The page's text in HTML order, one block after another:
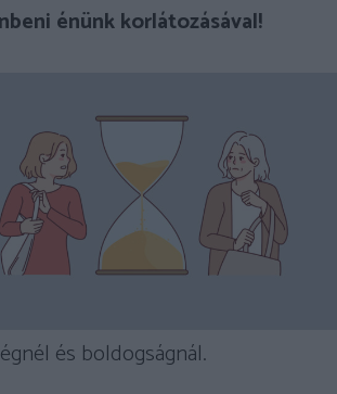
énünk korlátozásával!
és boldogságnál.